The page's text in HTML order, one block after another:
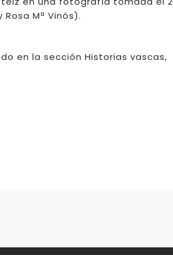
Mª Vinós).
en la sección Historias vascas,